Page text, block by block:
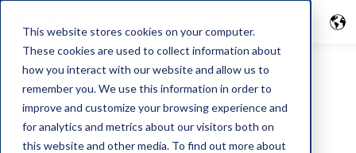
This website stores cookies on your computer.
These cookies are used to collect information about
how you interact with our website and allow us to
remember you. We use this information in order to
improve and customize your browsing experience and
for analytics and metrics about our visitors both on
this website and other media. To find out more about
GoMore Guide in
Dänemark